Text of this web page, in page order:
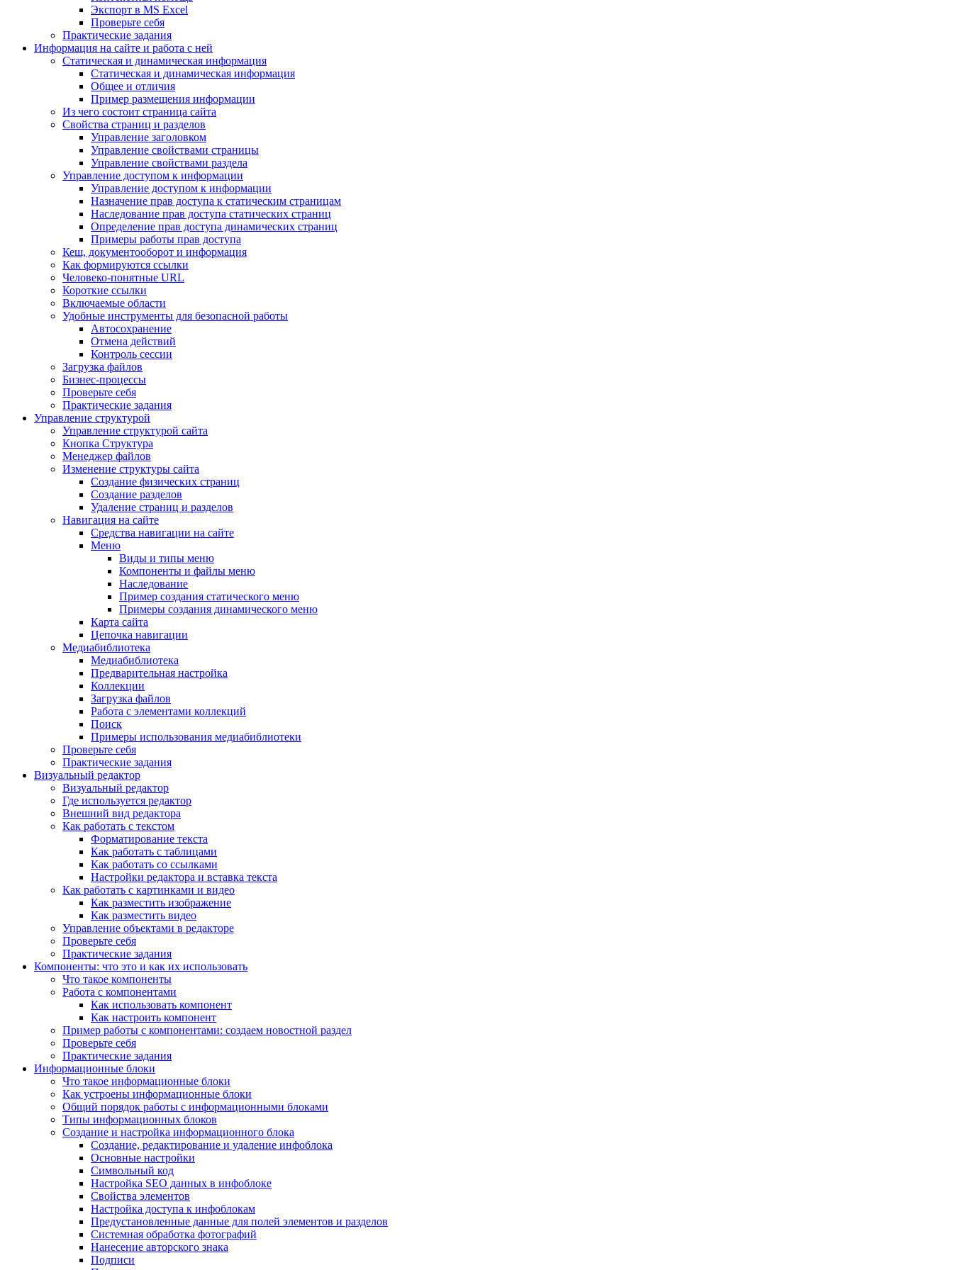
Экспорт в MS Excel
Проверьте себя
Практические задания
Информация на сайте и работа с ней
Статическая и динамическая информация
Статическая и динамическая информация
Общее и отличия
Пример размещения информации
Из чего состоит страница сайта
Свойства страниц и разделов
Управление заголовком
Управление свойствами страницы
Управление свойствами раздела
Управление доступом к информации
Управление доступом к информации
Назначение прав доступа к статическим страницам
Наследование прав доступа статических страниц
Определение прав доступа динамических страниц
Примеры работы прав доступа
Кеш, документооборот и информация
Как формируются ссылки
Человеко-понятные URL
Короткие ссылки
Включаемые области
Удобные инструменты для безопасной работы
Автосохранение
Отмена действий
Контроль сессии
Загрузка файлов
Бизнес-процессы
Проверьте себя
Практические задания
Управление структурой
Управление структурой сайта
Кнопка Структура
Менеджер файлов
Изменение структуры сайта
Создание физических страниц
Создание разделов
Удаление страниц и разделов
Навигация на сайте
Средства навигации на сайте
Меню
Виды и типы меню
Компоненты и файлы меню
Наследование
Пример создания статического меню
Примеры создания динамического меню
Карта сайта
Цепочка навигации
Медиабиблиотека
Медиабиблиотека
Предварительная настройка
Коллекции
Загрузка файлов
Работа с элементами коллекций
Поиск
Примеры использования медиабиблиотеки
Проверьте себя
Практические задания
Визуальный редактор
Визуальный редактор
Где используется редактор
Внешний вид редактора
Как работать с текстом
Форматирование текста
Как работать с таблицами
Как работать со ссылками
Настройки редактора и вставка текста
Как работать с картинками и видео
Как разместить изображение
Как разместить видео
Управление объектами в редакторе
Проверьте себя
Практические задания
Компоненты: что это и как их использовать
Что такое компоненты
Работа с компонентами
Как использовать компонент
Как настроить компонент
Пример работы с компонентами: создаем новостной раздел
Проверьте себя
Практические задания
Информационные блоки
Что такое информационные блоки
Как устроены информационные блоки
Общий порядок работы с информационными блоками
Типы информационных блоков
Создание и настройка информационного блока
Создание, редактирование и удаление инфоблока
Основные настройки
Символьный код
Настройка SEO данных в инфоблоке
Свойства элементов
Настройка доступа к инфоблокам
Предустановленные данные для полей элементов и разделов
Системная обработка фотографий
Нанесение авторского знака
Подписи